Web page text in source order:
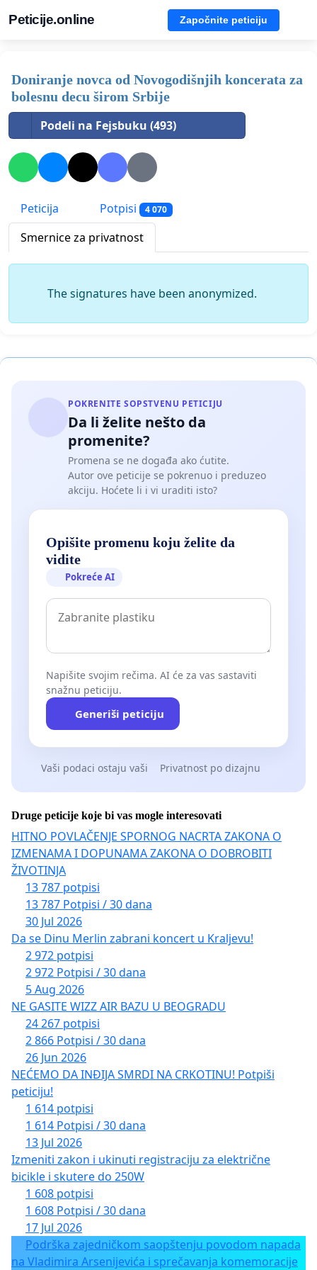
Peticije.online Započnite peticiju
Doniranje novca od Novogodišnjih koncerata za
bolesnu decu širom Srbije
Podeli na Fejsbuku (493)
Peticija Potpisi 4 070
Smernice za privatnost
The signatures have been anonymized.
POKRENITE SOPSTVENU PETICIJU
Da li želite nešto da
promenite?
Promena se ne događa ako ćutite.
Autor ove peticije se pokrenuo i preduzeo
akciju. Hoćete li i vi uraditi isto?
Opišite promenu koju želite da
vidite
Pokreće AI
Napišite svojim rečima. AI će za vas sastaviti
snažnu peticiju.
Generiši peticiju
Vaši podaci ostaju vaši Privatnost po dizajnu
Druge peticije koje bi vas mogle interesovati
HITNO POVLAČENJE SPORNOG NACRTA ZAKONA O
IZMENAMA I DOPUNAMA ZAKONA O DOBROBITI
ŽIVOTINJA
13 787 potpisi
13 787 Potpisi / 30 dana
30 Jul 2026
Da se Dinu Merlin zabrani koncert u Kraljevu!
2 972 potpisi
2 972 Potpisi / 30 dana
5 Aug 2026
NE GASITE WIZZ AIR BAZU U BEOGRADU
24 267 potpisi
2 866 Potpisi / 30 dana
26 Jun 2026
NEĆEMO DA INĐIJA SMRDI NA CRKOTINU! Potpiši
peticiju!
1 614 potpisi
1 614 Potpisi / 30 dana
13 Jul 2026
Izmeniti zakon i ukinuti registraciju za električne
bicikle i skutere do 250W
1 608 potpisi
1 608 Potpisi / 30 dana
17 Jul 2026
Podrška zajedničkom saopštenju povodom napada
na Vladimira Arsenijevića i sprečavanja komemoracije